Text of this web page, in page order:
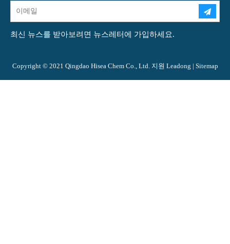
최신 뉴스를 받아보려면 뉴스레터에 가입하세요.
Copyright © 2021 Qingdao Hisea Chem Co., Ltd. 지원 Leadong | Sitemap